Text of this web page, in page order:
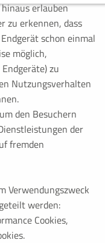
erlauben
zu erkennen, dass
schon einmal
möglich,
zu
Nutzungsverhalten
den Besuchern
der
fremden
Verwendungszweck
werden:
Cookies,
Funktionen
PHP Daten-
des Nutzers werden
Website genutzt